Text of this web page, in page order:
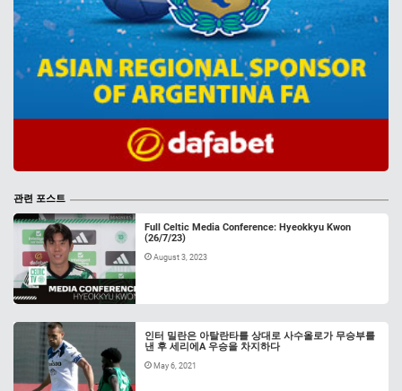
관련 포스트
Full Celtic Media Conference: Hyeokkyu Kwon
(26/7/23)
August 3, 2023
인터 밀란은 아탈란타를 상대로 사수올로가 무승부를
낸 후 세리에A 우승을 차지하다
May 6, 2021